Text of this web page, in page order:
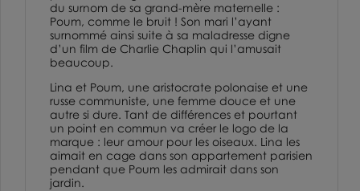
du surnom de sa grand-mère maternelle :
Poum, comme le bruit ! Son mari l’ayant
surnommé ainsi suite à sa maladresse digne
d’un film de Charlie Chaplin qui l’amusait
beaucoup.
Lina et Poum, une aristocrate polonaise et une
russe communiste, une femme douce et une
autre si dure. Tant de différences et pourtant
un point en commun va créer le logo de la
marque : leur amour pour les oiseaux. Lina les
aimait en cage dans son appartement parisien
pendant que Poum les admirait dans son
jardin.